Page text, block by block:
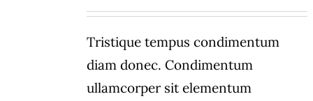
Tristique tempus condimentum
diam donec. Condimentum
ullamcorper sit elementum